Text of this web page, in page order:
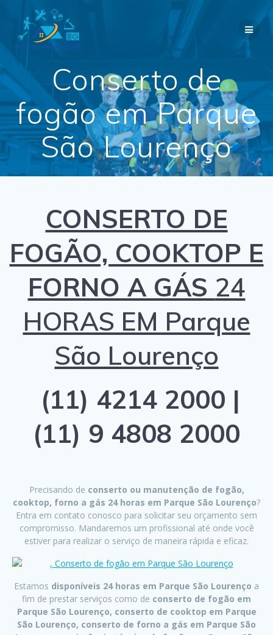
Conserto de
fogão em Parque
São Lourenço
CONSERTO DE
FOGÃO, COOKTOP E
FORNO A GÁS 24
HORAS EM Parque
São Lourenço
(11) 4214 2000 |
(11) 9 4808 2000
Precisando de conserto ou manutenção de fogão,
cooktop, forno a gás 24 horas em Parque São Lourenço?
Entra em contato conosco para solicitar seu orçamento sem
compromisso. Mandaremos um profissional até onde você
estiver para realizar o serviço de maneira rápida e eficaz.
Estamos disponíveis 24 horas em Parque São Lourenço a
fim de prestar serviços como de conserto de fogão em
Parque São Lourenço, conserto de cooktop em Parque
São Lourenço, conserto de forno a gás em Parque São